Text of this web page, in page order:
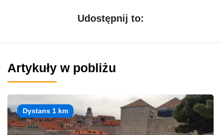
Udostępnij to:
Artykuły w pobliżu
Dystans 1 km